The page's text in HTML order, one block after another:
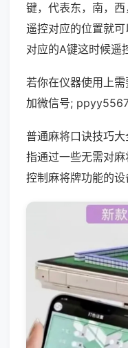
键，代表东，南，
遥控对应的位置就
对应的A键这时候遥
若你在仪器使用上
加微信号;
普通麻将口诀技巧
指通过一些无需对
控制麻将牌功能的设